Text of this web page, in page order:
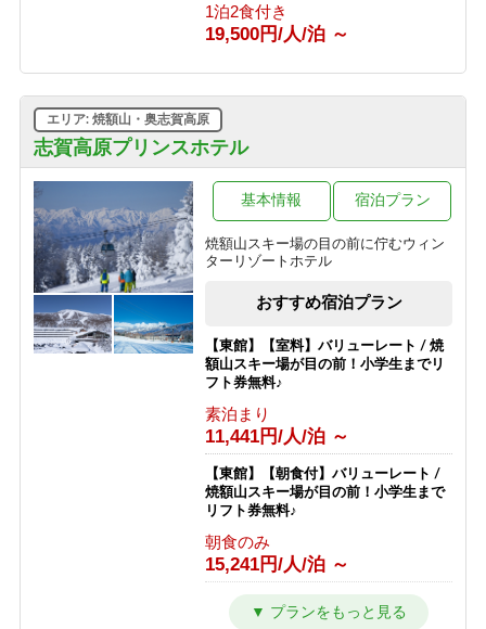
お得な連泊プラン（1泊2食付き）
1泊2食付き
10,530円/人/泊 ～
【グリーンシーズン限定】3泊以上の
お得な連泊プラン（食事なし）
素泊まり
6,030円/人/泊 ～
【スポーツ選手を応援する宿 幸の湯】
志賀高原100（志賀高原マウンテント
レイル）参加者応援プラン
8,500円/人/泊 ～
1泊2食付き
19,500円/人/泊 ～
志賀高原プリンスホテル
エリア: 焼額山・奥志賀高原
焼額山スキー場の目の前に佇むウィン
ターリゾートホテル
基本情報 宿泊プラン
おすすめ宿泊プラン
【東館】【室料】バリューレート / 焼
額山スキー場が目の前！小学生までリ
フト券無料♪
素泊まり
11,441円/人/泊 ～
【東館】【朝食付】バリューレート /
焼額山スキー場が目の前！小学生まで
リフト券無料♪
朝食のみ
15,241円/人/泊 ～
【東館】【夕朝食付】バリューレート/
焼額山スキー場が目の前！小学生まで